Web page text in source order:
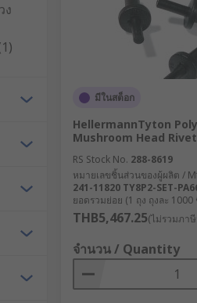
with a mandrel through the
pushing into required
of different heads
- for permanent threading
and head that are deformed
or a bolt?
and tighter than would be
motion (shear motion) than a
the screw will connect with
ง
มีในสต็อก
HellermannTyton
Mushroom Head
RS Stock No. 288-8619
หมายเลขชิ้นส่วนของผู้ผลิต /
241-11820 TY8P2-SET-
ยอดรวมย่อย (1 ถุง ถุงละ 1000
THB5,467.25(ไม่รวมภา
จำนวน / Quantity